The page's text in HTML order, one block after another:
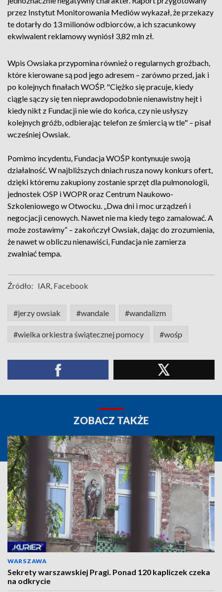
przez Instytut Monitorowania Mediów wykazał, że przekazy
te dotarły do 13 milionów odbiorców, a ich szacunkowy
ekwiwalent reklamowy wyniósł 3,82 mln zł.
Wpis Owsiaka przypomina również o regularnych groźbach,
które kierowane są pod jego adresem – zarówno przed, jak i
po kolejnych finałach WOŚP. "Ciężko się pracuje, kiedy
ciągle sączy się ten nieprawdopodobnie nienawistny hejt i
kiedy nikt z Fundacji nie wie do końca, czy nie usłyszy
kolejnych gróźb, odbierając telefon ze śmiercią w tle" – pisał
wcześniej Owsiak.
Pomimo incydentu, Fundacja WOŚP kontynuuje swoją
działalność. W najbliższych dniach rusza nowy konkurs ofert,
dzięki któremu zakupiony zostanie sprzęt dla pulmonologii,
jednostek OSP i WOPR oraz Centrum Naukowo-
Szkoleniowego w Otwocku. „Dwa dni i moc urządzeń i
negocjacji cenowych. Nawet nie ma kiedy tego zamalować. A
może zostawimy” – zakończył Owsiak, dając do zrozumienia,
że nawet w obliczu nienawiści, Fundacja nie zamierza
zwalniać tempa.
Źródło: IAR, Facebook
#jerzy owsiak #wandale #wandalizm
#wielka orkiestra świątecznej pomocy #wośp
ZOBACZ TAKŻE
WARSZAWA
Sekrety warszawskiej Pragi. Ponad 120 kapliczek czeka
na odkrycie